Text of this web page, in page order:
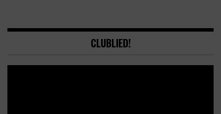
CLUBLIED!